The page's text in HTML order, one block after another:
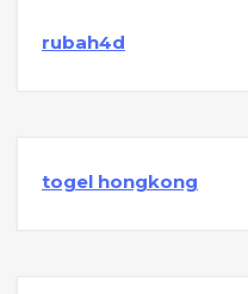
rubah4d
togel hongkong